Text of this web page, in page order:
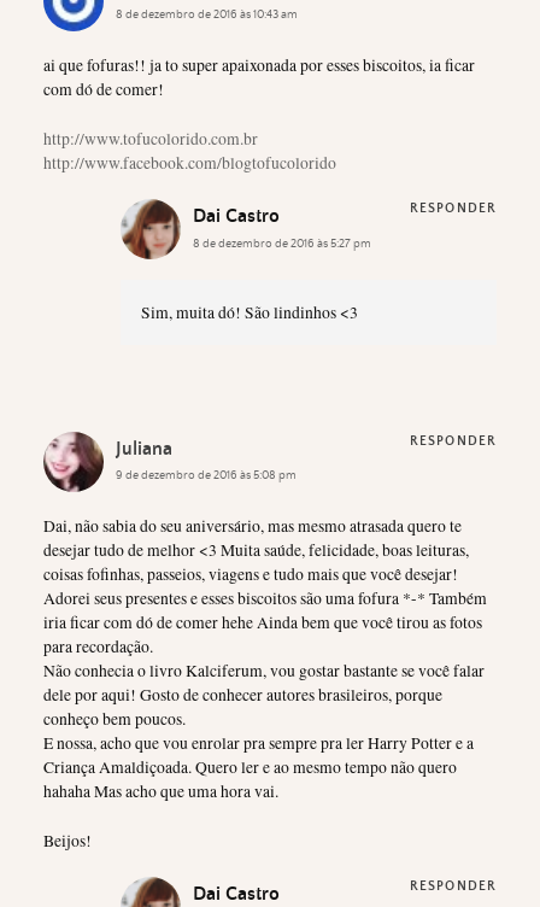
8 de dezembro de 2016 às 10:43 am
ai que fofuras!! ja to super apaixonada por esses biscoitos, ia ficar
com dó de comer!
http://www.tofucolorido.com.br
http://www.facebook.com/blogtofucolorido
Dai Castro
8 de dezembro de 2016 às 5:27 pm
Sim, muita dó! São lindinhos <3
RESPONDER
Juliana
9 de dezembro de 2016 às 5:08 pm
Dai, não sabia do seu aniversário, mas mesmo atrasada quero te
desejar tudo de melhor <3 Muita saúde, felicidade, boas leituras,
coisas fofinhas, passeios, viagens e tudo mais que você desejar!
Adorei seus presentes e esses biscoitos são uma fofura *-* Também
iria ficar com dó de comer hehe Ainda bem que você tirou as fotos
para recordação.
Não conhecia o livro Kalciferum, vou gostar bastante se você falar
dele por aqui! Gosto de conhecer autores brasileiros, porque
conheço bem poucos.
E nossa, acho que vou enrolar pra sempre pra ler Harry Potter e a
Criança Amaldiçoada. Quero ler e ao mesmo tempo não quero
hahaha Mas acho que uma hora vai.
Beijos!
RESPONDER
Dai Castro RESPONDER